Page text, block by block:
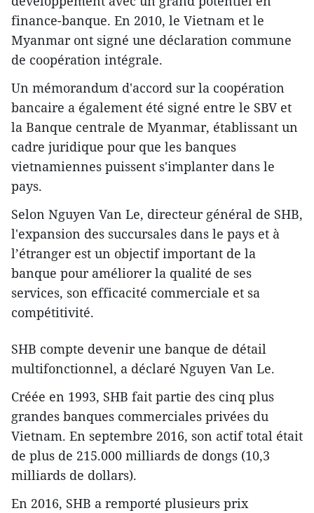
finance-banque. En 2010, le Vietnam et le
Myanmar ont signé une déclaration commune ​
de coopération intégrale.
Un mémorandum d'accord sur la coopération
bancaire a également été signé entre le SBV et
la Banque centrale de Myanmar, établissant un
cadre juridique pour que les banques
vietnamiennes ​puissent s'implanter dans le
pays.
Selon Nguyen Van Le, directeur général de SHB,
l'expansion des succursales dans le pays et à
l’étranger est un objectif important de la
banque pour améliorer la qualité de ses
services, son efficacité commerciale et sa
compétitivité.
SHB ​compte devenir une banque de détail
multifonctionnel, a déclaré Nguyen Van Le.
Créée en 1993, SHB fait partie des cinq plus
grandes banques commerciales privées du
Vietnam. En septembre 2016, son actif total était
de plus de 215.000 milliards de dongs (10,3
milliards de dollars).
En 2016, SHB a remporté plusieurs prix